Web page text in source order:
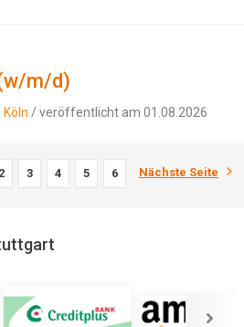
m/d)
Köln / veröffentlicht am 01.08.2026
2 3 4 5 6 Nächste Seite